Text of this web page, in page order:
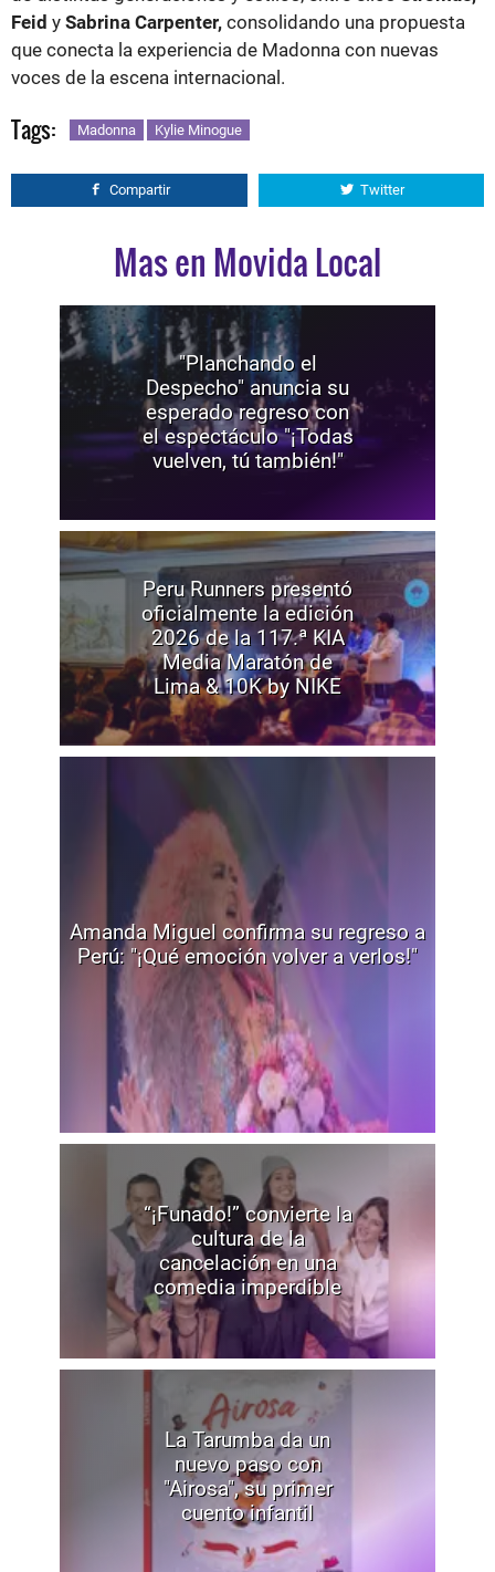
Feid y Sabrina Carpenter, consolidando una propuesta
que conecta la experiencia de Madonna con nuevas
voces de la escena internacional.
Tags: Madonna Kylie Minogue
Compartir Twitter
Mas en Movida Local
"Planchando el
Despecho" anuncia su
esperado regreso con
el espectáculo "¡Todas
vuelven, tú también!"
Peru Runners presentó
oficialmente la edición
2026 de la 117.ª KIA
Media Maratón de
Lima & 10K by NIKE
Amanda Miguel confirma su regreso a
Perú: "¡Qué emoción volver a verlos!"
“¡Funado!” convierte la
cultura de la
cancelación en una
comedia imperdible
La Tarumba da un
nuevo paso con
"Airosa", su primer
cuento infantil